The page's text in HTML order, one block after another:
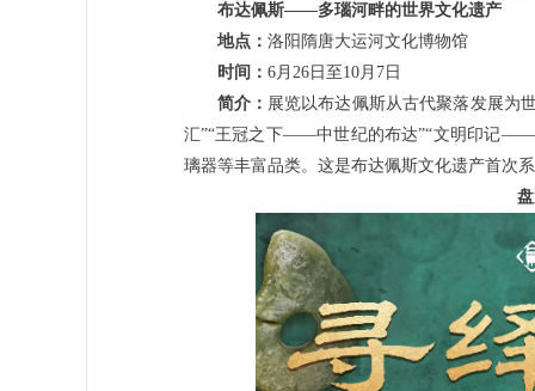
布达佩斯——多瑙河畔的世界文化遗产
地点： 洛阳隋唐大运河文化博物馆
时间： 6月26日至10月7日
简介： 展览以布达佩斯从古代聚落发展为
汇”“王冠之下——中世纪的布达”“文明印记——
璃器等丰富品类。这是布达佩斯文化遗产首次